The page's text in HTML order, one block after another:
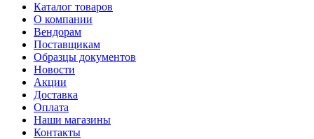
Каталог товаров
О компании
Вендорам
Поставщикам
Образцы документов
Новости
Акции
Доставка
Оплата
Наши магазины
Контакты